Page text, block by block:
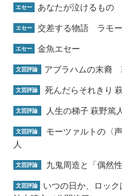
エセー あなたが泣けるもの
エセー 交差する物語 ラモ
エセー 金魚エセー
文芸評論 アブラハムの末裔
文芸評論 死んだらそれきり
文芸評論 人生の梯子 萩野篤
文芸評論
モーツァルトの〈
人
文芸評論 九鬼周造と「偶然
文芸評論
いつの日か、ロッ